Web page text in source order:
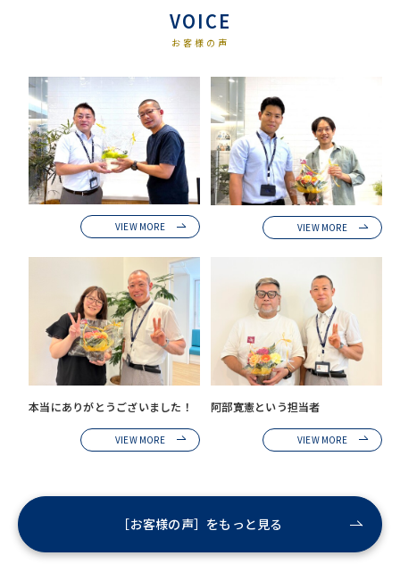
VOICE
お客様の声
VIEW MORE VIEW MORE
本当にありがとうございました！
VIEW MORE
阿部寛憲という担当者
VIEW MORE
［お客様の声］をもっと見る